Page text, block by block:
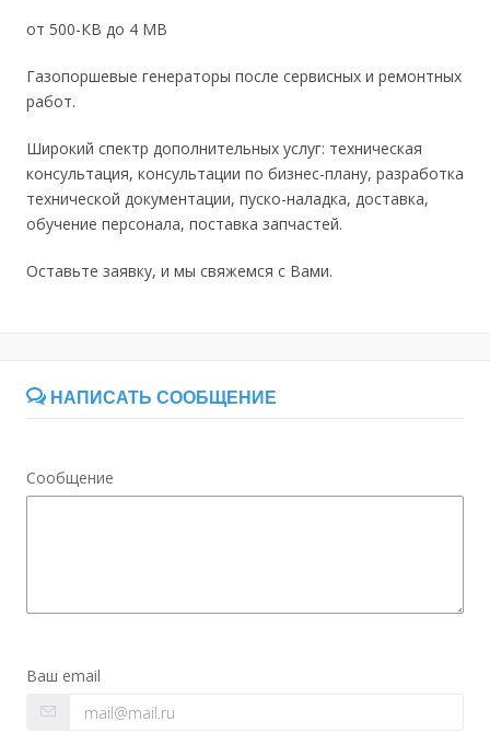
от 500-КВ до 4 МВ
Газопоршевые генераторы после сервисных и ремонтных
работ.
Широкий спектр дополнительных услуг: техническая
консультация, консультации по бизнес-плану, разработка
технической документации, пуско-наладка, доставка,
обучение персонала, поставка запчастей.
Оставьте заявку, и мы свяжемся с Вами.
НАПИСАТЬ СООБЩЕНИЕ
Сообщение
Ваш email